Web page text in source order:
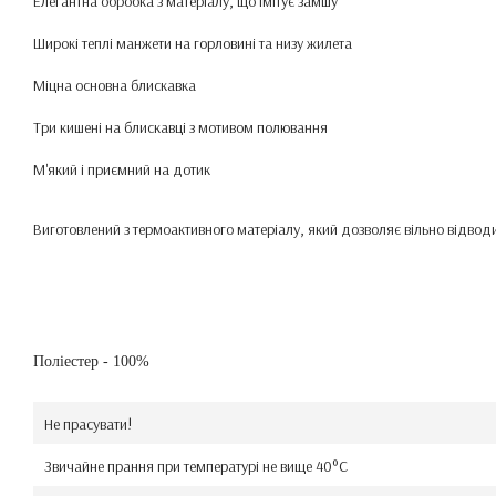
Широкі теплі манжети на горловині та низу жилета
Міцна основна блискавка
Три кишені на блискавці з мотивом полювання
М'який і приємний на дотик
Виготовлений з термоактивного матеріалу, який дозволяє вільно
Поліестер - 100%
Не прасувати!
Звичайне прання при температурі не вище 40°C